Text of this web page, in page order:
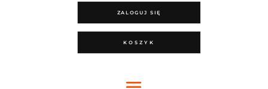
ZALOGUJ SIĘ
KOSZYK